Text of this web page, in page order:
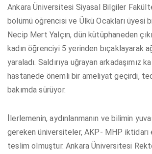
Ankara Üniversitesi Siyasal Bilgiler
bölümü öğrencisi ve Ülkü Ocakları üyesi
Necip Mert Yalçın, dün kütüphaneden
kadın öğrenciyi 5 yerinden bıçaklayarak
yaraladı. Saldırıya uğrayan arkadaşımız
hastanede önemli bir ameliyat geçirdi,
bakımda sürüyor.
İlerlemenin, aydınlanmanın ve bilimin
gereken üniversiteler, AKP- MHP
teslim olmuştur. Ankara Üniversitesi